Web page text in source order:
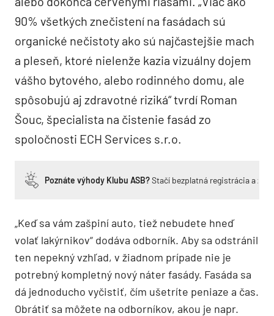
90% všetkých znečistení na fasádach sú
organické nečistoty ako sú najčastejšie mach
a pleseň, ktoré nielenže kazia vizuálny dojem
vášho bytového, alebo rodinného domu, ale
spôsobujú aj zdravotné riziká“ tvrdí Roman
Šouc, špecialista na čistenie fasád zo
spoločnosti ECH Services s.r.o.
Poznáte výhody Klubu ASB?Stačí bezplatná registrácia a
„Keď sa vám zašpiní auto, tiež nebudete hneď
volať lakýrnikov“ dodáva odborník. Aby sa odstránil
ten nepekný vzhľad, v žiadnom prípade nie je
potrebný kompletný nový náter fasády. Fasáda sa
dá jednoducho vyčistiť, čím ušetríte peniaze a čas.
Obrátiť sa môžete na odborníkov, akou je napr.